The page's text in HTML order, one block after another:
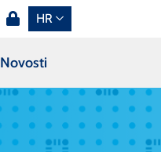
HR
Novosti